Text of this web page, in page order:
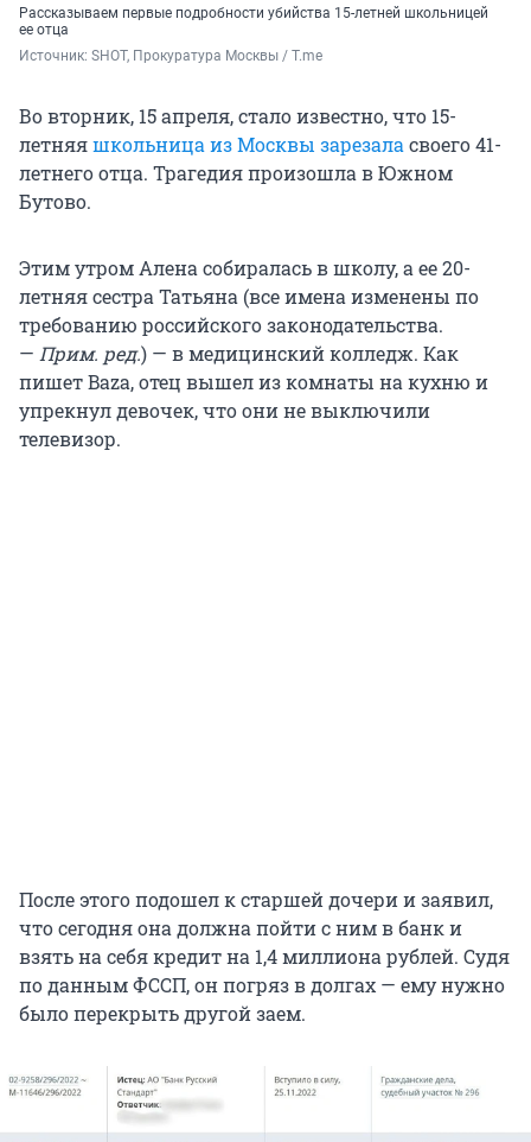
Рассказываем первые подробности убийства 15-летней школьницей
ее отца
Источник: SHOT, Прокуратура Москвы / T.me
Во вторник, 15 апреля, стало известно, что 15-
летняяшкольница из Москвы зарезаласвоего 41-
летнего отца. Трагедия произошла в Южном
Бутово.
Этим утром Алена собиралась в школу, а ее 20-
летняя сестра Татьяна (все имена изменены по
требованию российского законодательства.
— Прим. ред.) — в медицинский колледж. Как
пишет Baza, отец вышел из комнаты на кухню и
упрекнул девочек, что они не выключили
телевизор.
После этого подошел к старшей дочери и заявил,
что сегодня она должна пойти с ним в банк и
взять на себя кредит на 1,4 миллиона рублей. Судя
по данным ФССП, он погряз в долгах — ему нужно
было перекрыть другой заем.